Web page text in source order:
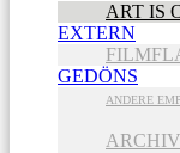
ART IS
EXTERN
GEDÖNS
ANDERE
ARCHIV